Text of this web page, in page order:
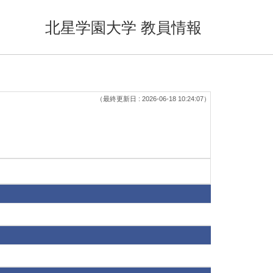
北星学園大学 教員情報
（最終更新日 : 2026-06-18 10:24:07）